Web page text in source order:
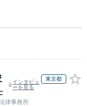
インタビュ
ーを見る
東京都
律事務所